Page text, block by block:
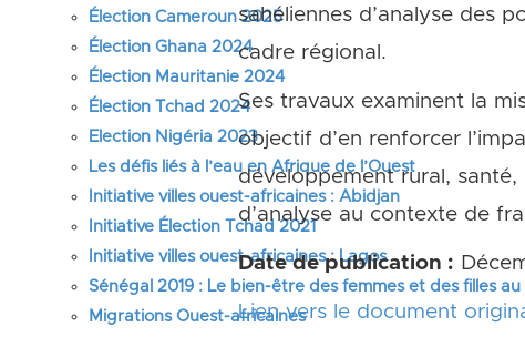
Élection Cameroun 2025
Élection Ghana 2024
Élection Mauritanie 2024
Élection Tchad 2024
Election Nigéria 2023
Les défis liés à l’eau en Afrique de l’Ouest
Initiative villes ouest-africaines : Abidjan
Initiative Élection Tchad 2021
Initiative villes ouest-africaines : Lagos
Sénégal 2019 : Le bien-être des femmes et des filles
Migrations Ouest-africaines
sahéliennes d’analyse des
cadre régional.
Ses travaux examinent la
objectif d’en renforcer
développement rural,
d’analyse au contexte de
Date de publication :
Lien vers le document